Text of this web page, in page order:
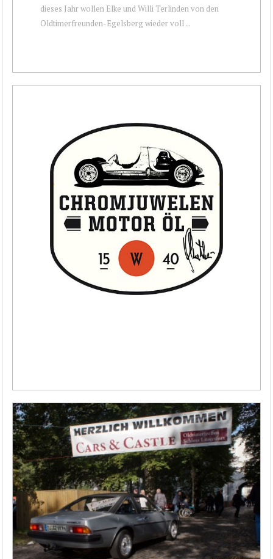
dieses Jahr wollen Elke und Willi Terlinden von den
Oldtimerfreunden-Egelsberg wieder voll ...